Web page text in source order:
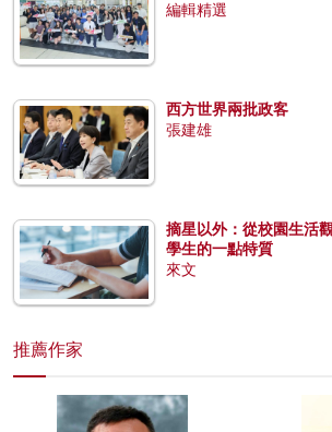
編輯精選
西方世界兩批政客
張建雄
摘星以外：從校園生活
學生的一點特質
來文
推薦作家